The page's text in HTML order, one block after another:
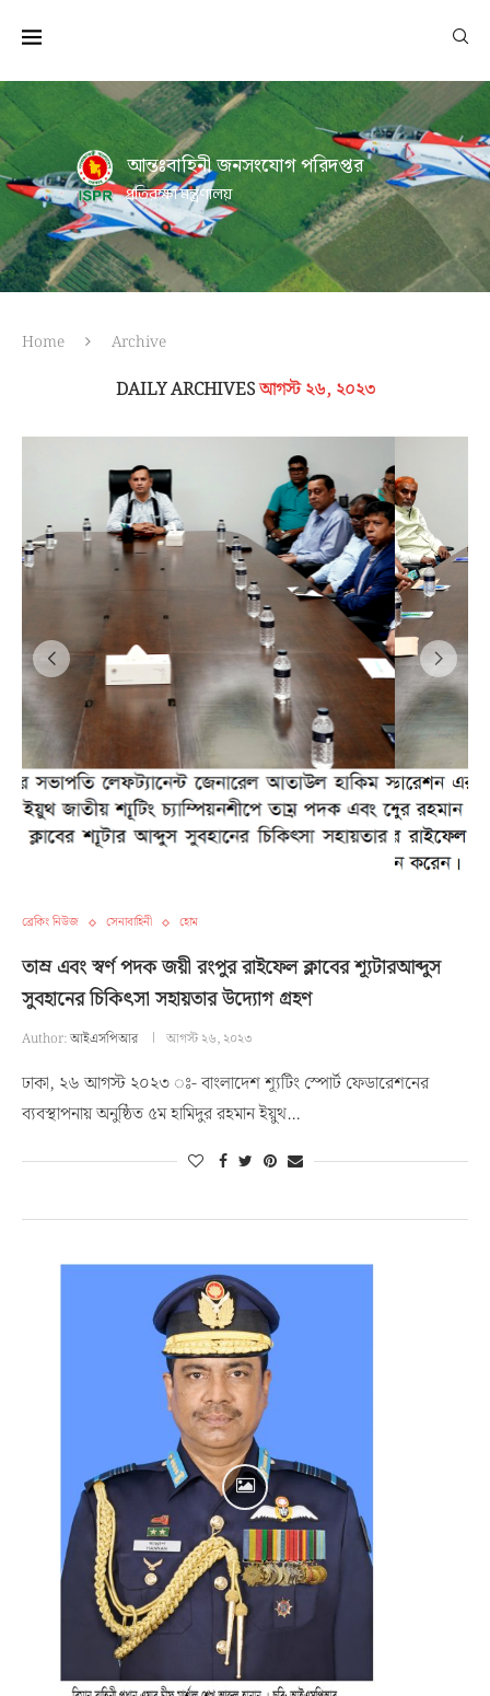
আন্তঃবাহিনী জনসংযোগ পরিদপ্তর
প্রতিরক্ষা মন্ত্রণালয়
Home Archive
DAILY ARCHIVESআগস্ট ২৬, ২০২৩
ব্রেকিং নিউজ সেনাবাহিনী হোম
তাম্র এবং স্বর্ণ পদক জয়ী রংপুর রাইফেল ক্লাবের শ্যূটারআব্দুস
সুবহানের চিকিৎসা সহায়তার উদ্যোগ গ্রহণ
Author:আইএসপিআর আগস্ট ২৬, ২০২৩
ঢাকা, ২৬ আগস্ট ২০২৩ ঃ- বাংলাদেশ শ্যূটিং স্পোর্ট ফেডারেশনের
ব্যবস্থাপনায় অনুষ্ঠিত ৫ম হামিদুর রহমান ইয়ুথ…